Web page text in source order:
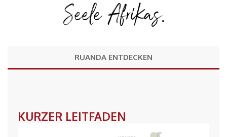
Seele Afrikas.
RUANDA ENTDECKEN
KURZER LEITFADEN